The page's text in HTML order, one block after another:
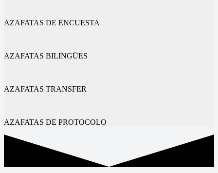
AZAFATAS DE ENCUESTA
AZAFATAS BILINGÜES
AZAFATAS TRANSFER
AZAFATAS DE PROTOCOLO